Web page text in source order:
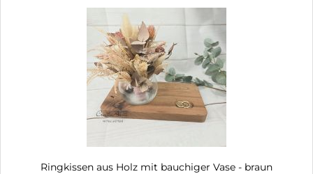
Ringkissen aus Holz mit bauchiger Vase - braun